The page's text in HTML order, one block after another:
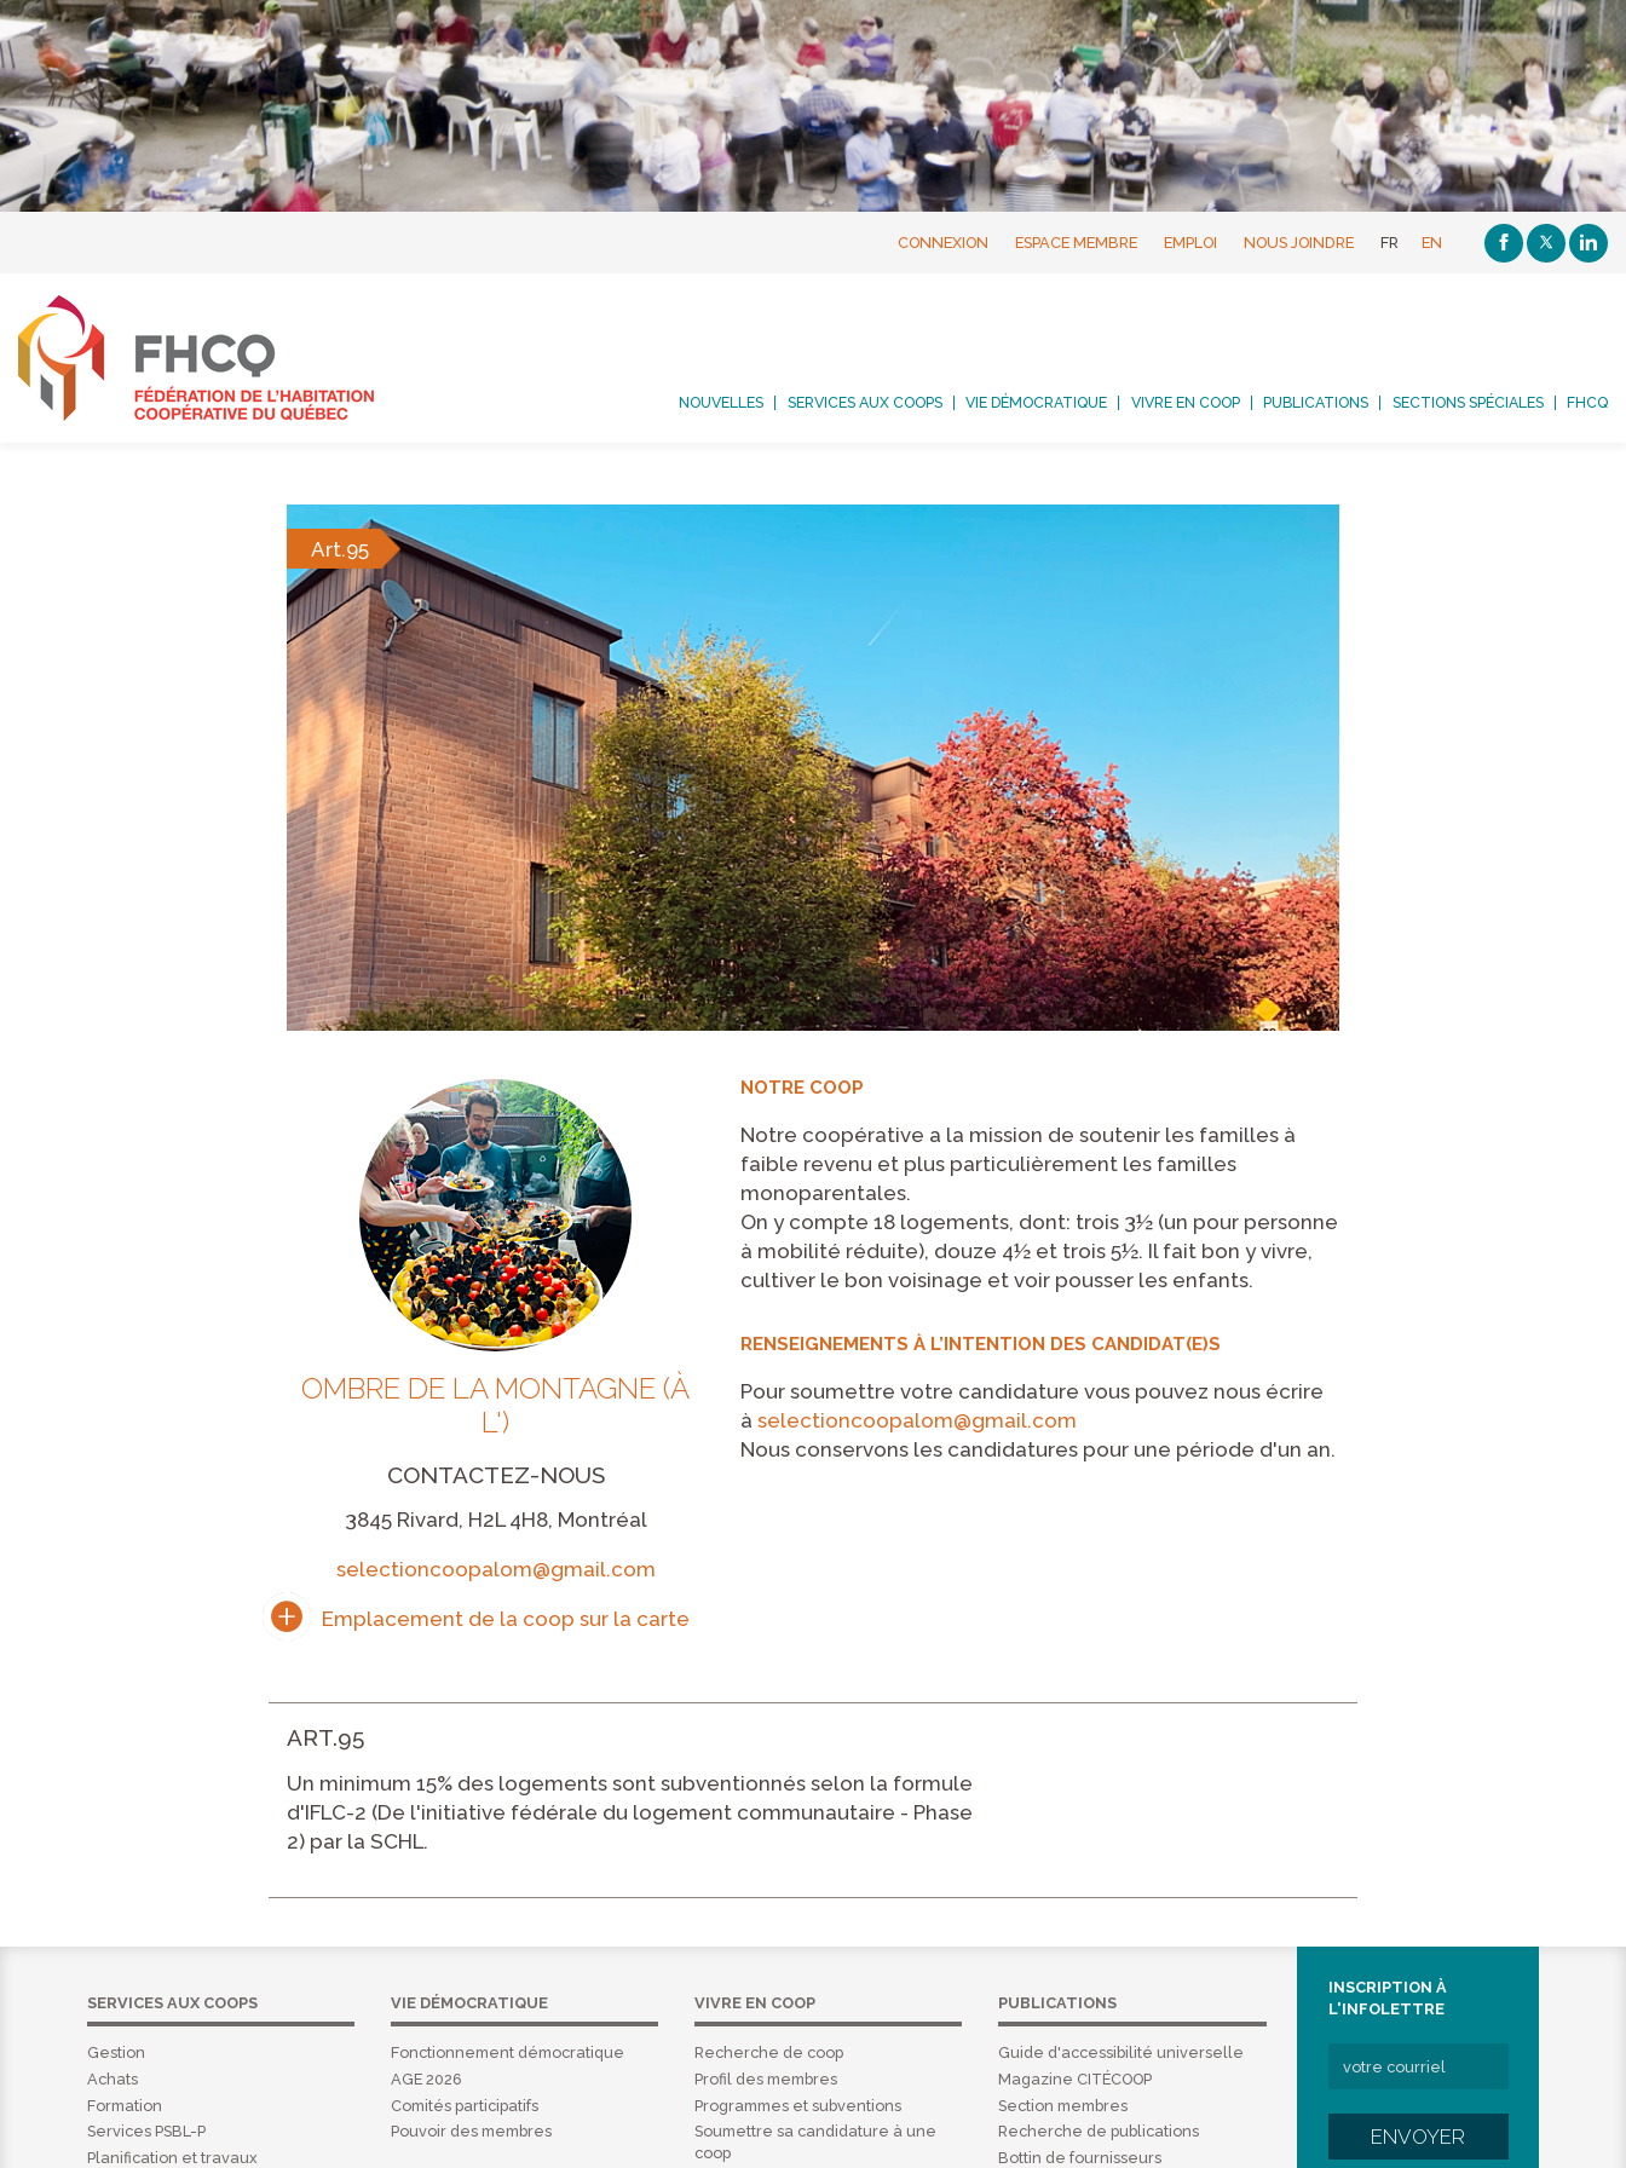
CONNEXION ESPACE MEMBRE EMPLOI NOUS JOINDRE FR EN
NOUVELLES SERVICES AUX COOPS VIE DÉMOCRATIQUE VIVRE EN COOP PUBLICATIONS SECTIONS SPÉCIALES FHCQ
Art.95
OMBRE DE LA MONTAGNE (À
L')
CONTACTEZ-NOUS
3845 Rivard, H2L 4H8, Montréal
selectioncoopalom@gmail.com
NOTRE COOP
Notre coopérative a la mission de soutenir les familles à
faible revenu et plus particulièrement les familles
monoparentales.
On y compte 18 logements, dont: trois 3½ (un pour personne
à mobilité réduite), douze 4½ et trois 5½. Il fait bon y vivre,
cultiver le bon voisinage et voir pousser les enfants.
RENSEIGNEMENTS À L’INTENTION DES CANDIDAT(E)S
Pour soumettre votre candidature vous pouvez nous écrire
à selectioncoopalom@gmail.com
Nous conservons les candidatures pour une période d'un an.
ART.95
Un minimum 15% des logements sont subventionnés selon la formule
d'IFLC-2 (De l'initiative fédérale du logement communautaire - Phase
2) par la SCHL.
SERVICES AUX COOPS
Gestion
Achats
Formation
Services PSBL-P
Planification et travaux
VIE DÉMOCRATIQUE
Fonctionnement démocratique
AGE 2026
Comités participatifs
Pouvoir des membres
VIVRE EN COOP
Recherche de coop
Profil des membres
Programmes et subventions
Soumettre sa candidature à une
coop
PUBLICATIONS
Guide d'accessibilité universelle
Magazine CITÉCOOP
Section membres
Recherche de publications
Bottin de fournisseurs
INSCRIPTION À
L'INFOLETTRE
ENVOYER